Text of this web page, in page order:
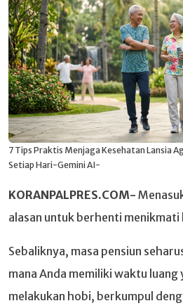
7 Tips Praktis Menjaga Kesehatan Lansia
Setiap Hari-Gemini AI-
KORANPALPRES.COM-
alasan untuk berhenti menikmati
Sebaliknya, masa pensiun
mana Anda memiliki waktu
melakukan hobi, berkumpul